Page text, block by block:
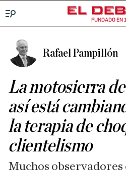
FUNDADO EN
Rafael Pampillón
La motosierra
así está
la terapia de
clientelismo
Muchos observadores